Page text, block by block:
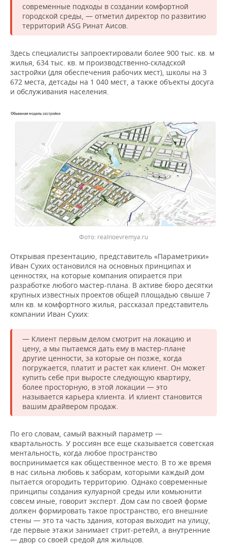
современные подходы в создании комфортной
городской среды, — отметил директор по развитию
территорий ASG Ринат Аисов.
Здесь специалисты запроектировали более 900 тыс. кв. м
жилья, 634 тыс. кв. м производственно-складской
застройки (для обеспечения рабочих мест), школы на 3
672 места, детсады на 1 040 мест, а также объекты досуга
и обслуживания населения.
realnoevremya.ru
Открывая презентацию, представитель «Параметрики»
Иван Сухих остановился на основных принципах и
ценностях, на которые компания опирается при
разработке любого мастер-плана. В активе бюро десятки
крупных известных проектов общей площадью свыше 7
млн кв. м комфортного жилья, рассказал представитель
компании Иван Сухих:
— Клиент первым делом смотрит на локацию и
цену, а мы пытаемся дать ему в мастер-плане
другие ценности, за которые он позже, когда
погружается, платит и растет как клиент. Он может
купить себе при выросте следующую квартиру,
более просторную, в этой локации — это
называется карьера клиента. И клиент становится
вашим драйвером продаж.
По его словам, самый важный параметр —
квартальность. У россиян все еще сказывается советская
ментальность, когда любое пространство
воспринимается как общественное место. В то же время
в нас сильна любовь к заборам, которыми каждый дом
пытается огородить территорию. Однако современные
принципы создания кулуарной среды или комьюнити
совсем иные, говорит эксперт. Дом сам по своей форме
должен формировать такое пространство, его внешние
стены — это та часть здания, которая выходит на улицу,
где первые этажи занимает стрит-ретейл, а внутренние
— двор со своей средой для жильцов.